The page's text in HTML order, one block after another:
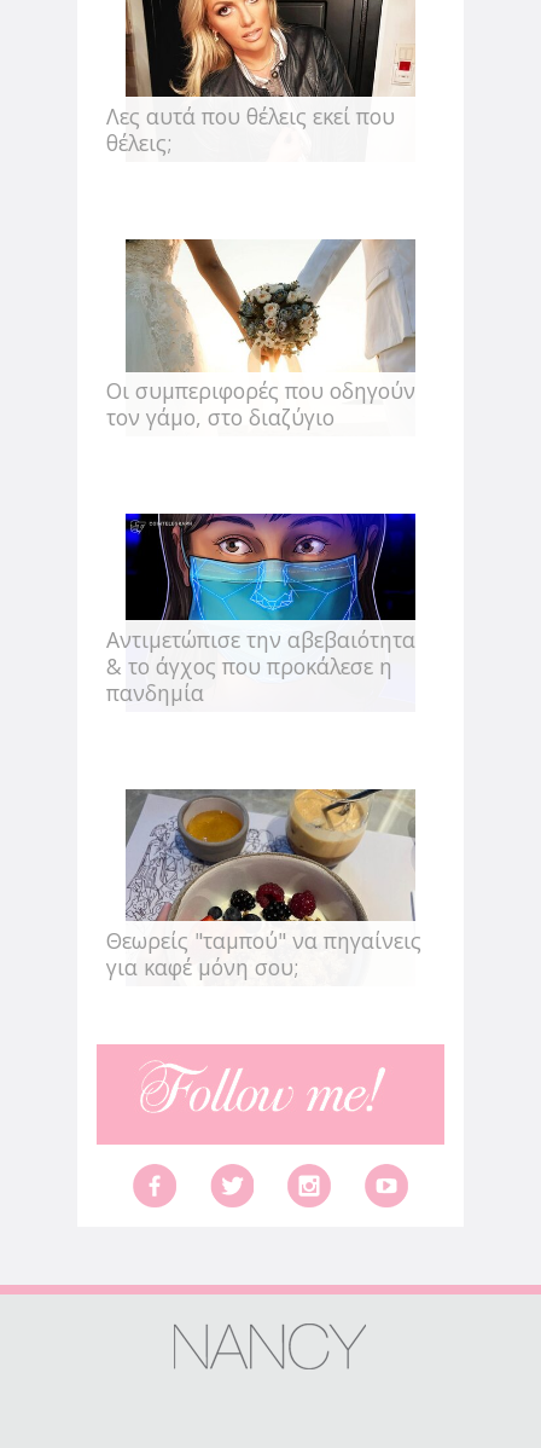
Λες αυτά που θέλεις εκεί που
θέλεις;
Οι συμπεριφορές που οδηγούν
τον γάμο, στο διαζύγιο
Αντιμετώπισε την αβεβαιότητα
& το άγχος που προκάλεσε η
πανδημία
Θεωρείς "ταμπού" να πηγαίνεις
για καφέ μόνη σου;